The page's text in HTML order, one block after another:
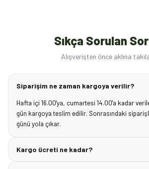
Sıkça Sorulan
Alışverişten önce aklına
Siparişim ne zaman kargoya verilir?
Hafta içi 16.00'ya, cumartesi 14.00'a kadar
gün kargoya teslim edilir. Sonrasındaki
günü yola çıkar.
Kargo ücreti ne kadar?